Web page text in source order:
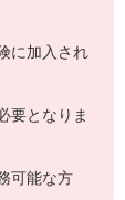
に加入され
要となりま
可能な方